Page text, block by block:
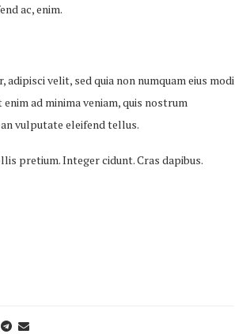
ac, enim.
velit, sed quia non numquam eius modi
ad minima veniam, quis nostrum
vulputate eleifend tellus.
pretium. Integer cidunt. Cras dapibus.